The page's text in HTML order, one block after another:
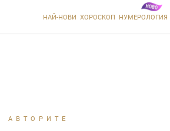
НАЙ-НОВИ ХОРОСКОП НУМЕРОЛОГИЯ
АВТОРИТЕ